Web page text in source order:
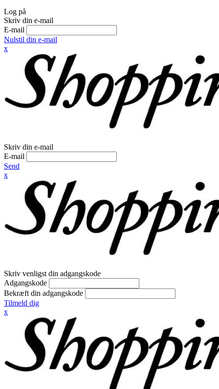
Log på
Skriv din e-mail
E-mail
Nulstil din e-mail
x
Skriv din e-mail
E-mail
Send
x
Skriv venligst din adgangskode
Adgangskode
Bekræft din adgangskode
Tilmeld dig
x